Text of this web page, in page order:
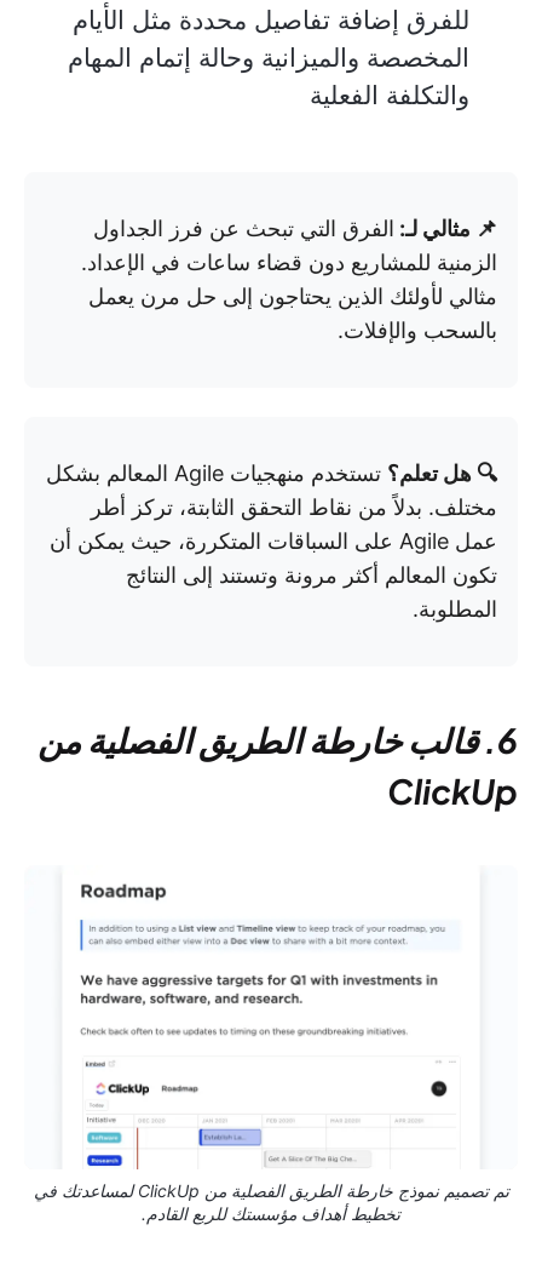
للفرق إضافة تفاصيل محددة مثل الأيام
المخصصة والميزانية وحالة إتمام المهام
والتكلفة الفعلية
📌 مثالي لـ: الفرق التي تبحث عن فرز الجداول
الزمنية للمشاريع دون قضاء ساعات في الإعداد.
مثالي لأولئك الذين يحتاجون إلى حل مرن يعمل
بالسحب والإفلات.
🔍 هل تعلم؟
تستخدم منهجيات Agile المعالم بشكل
مختلف. بدلاً من نقاط التحقق الثابتة، تركز أطر
عمل Agile على السباقات المتكررة، حيث يمكن أن
تكون المعالم أكثر مرونة وتستند إلى النتائج
المطلوبة.
6. قالب خارطة الطريق الفصلية من
ClickUp
تم تصميم نموذج خارطة الطريق الفصلية من ClickUp لمساعدتك في
تخطيط أهداف مؤسستك للربع القادم.